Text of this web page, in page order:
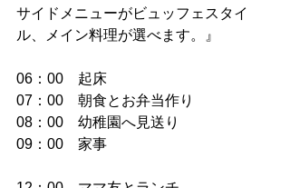
サイドメニューがビュッフェスタイ
ル、メイン料理が選べます。』
06：00　起床
07：00　朝食とお弁当作り
08：00　幼稚園へ見送り
09：00　家事